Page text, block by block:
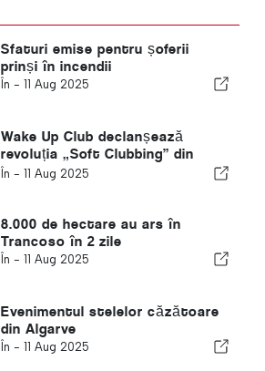
Sfaturi emise pentru șoferii
prinși în incendii
În - 11 Aug 2025
Wake Up Club declanșează
revoluția „Soft Clubbing” din
Lisabona
În - 11 Aug 2025
8.000 de hectare au ars în
Trancoso în 2 zile
În - 11 Aug 2025
Evenimentul stelelor căzătoare
din Algarve
În - 11 Aug 2025